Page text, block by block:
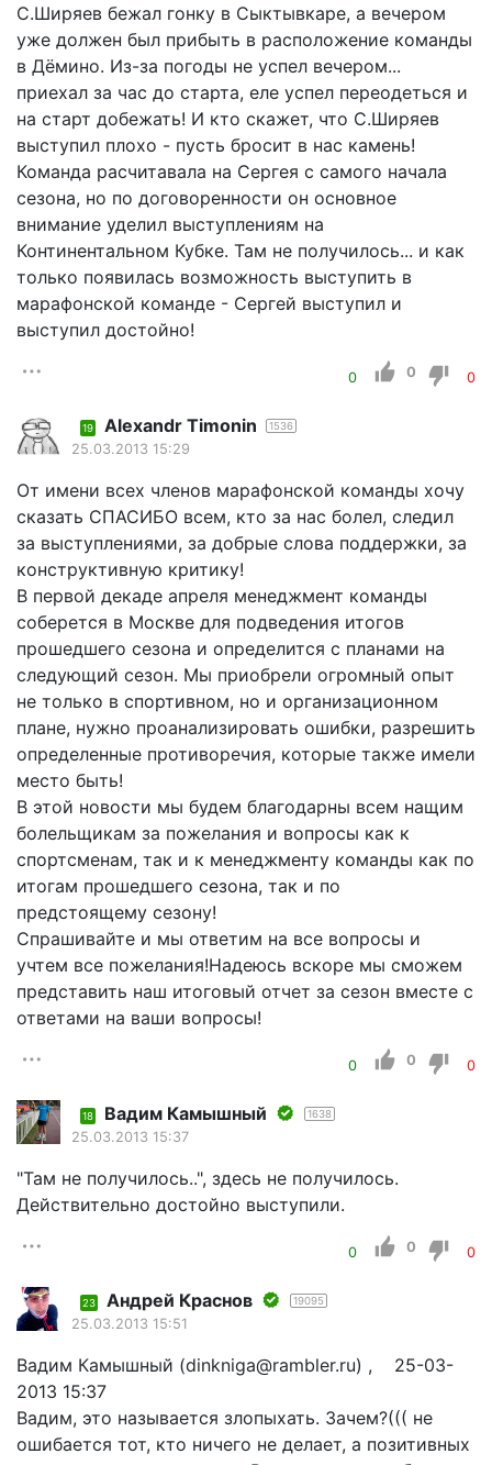
С.Ширяев бежал гонку в Сыктывкаре, а вечером
уже должен был прибыть в расположение команды
в Дёмино. Из-за погоды не успел вечером...
приехал за час до старта, еле успел переодеться и
на старт добежать! И кто скажет, что С.Ширяев
выступил плохо - пусть бросит в нас камень!
Команда расчитавала на Сергея с самого начала
сезона, но по договоренности он основное
внимание уделил выступлениям на
Континентальном Кубке. Там не получилось... и как
только появилась возможность выступить в
марафонской команде - Сергей выступил и
выступил достойно!
0 0 0
19 Alexandr Timonin 1536
25.03.2013 15:29
От имени всех членов марафонской команды хочу
сказать СПАСИБО всем, кто за нас болел, следил
за выступлениями, за добрые слова поддержки, за
конструктивную критику!
В первой декаде апреля менеджмент команды
соберется в Москве для подведения итогов
прошедшего сезона и определится с планами на
следующий сезон. Мы приобрели огромный опыт
не только в спортивном, но и организационном
плане, нужно проанализировать ошибки, разрешить
определенные противоречия, которые также имели
место быть!
В этой новости мы будем благодарны всем нащим
болельщикам за пожелания и вопросы как к
спортсменам, так и к менеджменту команды как по
итогам прошедшего сезона, так и по
предстоящему сезону!
Спрашивайте и мы ответим на все вопросы и
учтем все пожелания!Надеюсь вскоре мы сможем
представить наш итоговый отчет за сезон вместе с
ответами на ваши вопросы!
0 0 0
18 Вадим Камышный 1638
25.03.2013 15:37
"Там не получилось..", здесь не получилось.
Действительно достойно выступили.
0 0 0
23 Андрей Краснов 19095
25.03.2013 15:51
Вадим Камышный (dinkniga@rambler.ru) , 25-03-
2013 15:37
Вадим, это называется злопыхать. Зачем?((( не
ошибается тот, кто ничего не делает, а позитивных